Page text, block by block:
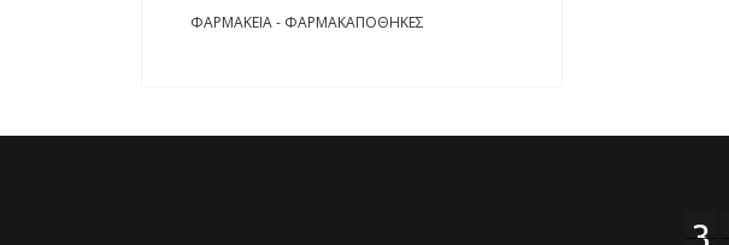
ΦΑΡΜΑΚΕΙΑ - ΦΑΡΜΑΚΑΠΟΘΗΚΕΣ